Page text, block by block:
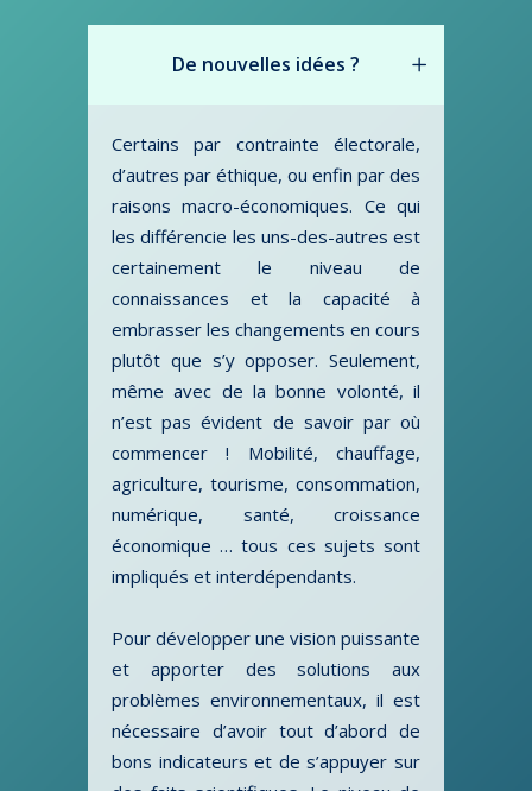
De nouvelles idées ?
Certains par contrainte électorale,
d’autres par éthique, ou enfin par des
raisons macro-économiques. Ce qui
les différencie les uns-des-autres est
certainement le niveau de
connaissances et la capacité à
embrasser les changements en cours
plutôt que s’y opposer. Seulement,
même avec de la bonne volonté, il
n’est pas évident de savoir par où
commencer ! Mobilité, chauffage,
agriculture, tourisme, consommation,
numérique, santé, croissance
économique … tous ces sujets sont
impliqués et interdépendants.
Pour développer une vision puissante
et apporter des solutions aux
problèmes environnementaux, il est
nécessaire d’avoir tout d’abord de
bons indicateurs et de s’appuyer sur